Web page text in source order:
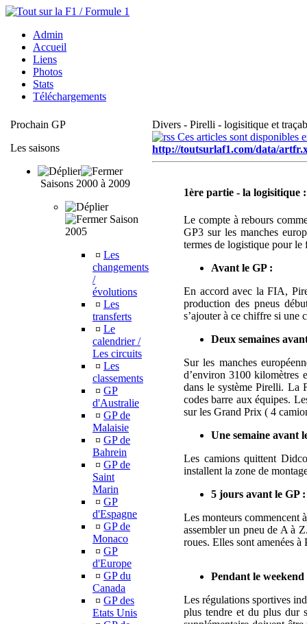
Admin
Accueil
Liens
Photos
Stats
Téléchargements
Prochain GP
Les saisons
Saisons 2000 à 2009
Saison
2005
¤ Les
changements
/
évolutions
¤ Les
transferts
¤ Le
calendrier /
Les circuits
¤ Les
classements
¤ GP
d'Australie
¤ GP de
Malaisie
¤ GP de
Bahrein
¤ GP de
Saint
Marin
¤ GP
d'Espagne
¤ GP de
Monaco
¤ GP
d'Europe
¤ GP du
Canada
¤ GP des
Etats Unis
Divers - Pirelli - logisitique et
Ces articles sont disponibles
http://toutsurlaf1.com/data/
1ère partie - la logisitique :
Le compte à rebours
GP3 sur les manches
termes de logistique pour le
Avant le GP :
En accord avec la FIA,
production des pneus
s’ajouter à ce chiffre si une
Deux semaines
Sur les manches
d’environ 3100 kilomètres
dans le système Pirelli. La
codes barre aux équipes.
sur les Grand Prix ( 4
Une semaine avant
Les camions quittent
installent la zone de
5 jours avant le GP :
Les monteurs commencent
assembler un pneu de A à
roues. Elles sont amenées
Pendant le weekend
Les régulations sportives
plus tendre et du plus dur